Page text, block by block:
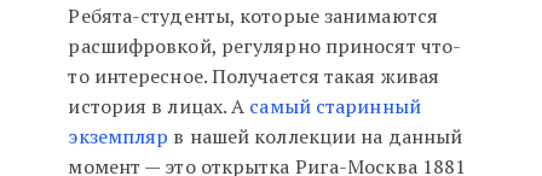
Ребята-студенты, которые занимаются
расшифровкой, регулярно приносят что-
то интересное. Получается такая живая
история в лицах. А самый старинный
экземпляр в нашей коллекции на данный
момент — это открытка Рига-Москва 1881